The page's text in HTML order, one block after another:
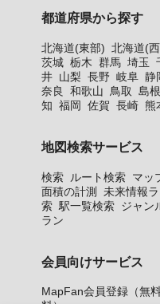
都道府県から探す
北海道(東部) 北海道(
茨城 栃木 群馬 埼玉
井 山梨 長野 岐阜 静
奈良
和歌山 鳥取 島根
知 福岡 佐賀 長崎 熊
地図検索サービス
検索 ルート検索 マッ
面積の計測 未来情報
索 駅一覧検索 ジャン
ラン
会員向けサービス
MapFan会員登録（無料